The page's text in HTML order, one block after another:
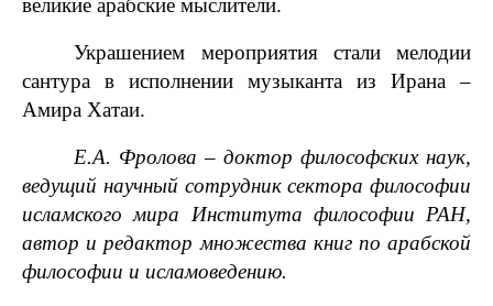
великие арабские мыслители.
Украшением мероприятия стали мелодии
сантура в исполнении музыканта из Ирана –
Амира Хатаи.
Е.А. Фролова – доктор философских наук,
ведущий научный сотрудник сектора философии
исламского мира Института философии РАН,
автор и редактор множества книг по арабской
философии и исламоведению.